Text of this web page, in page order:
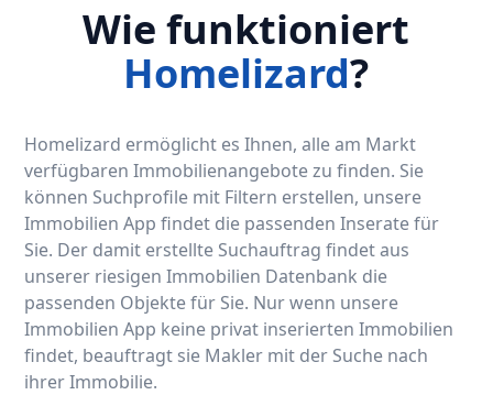
Wie funktioniert
Homelizard?
Homelizard ermöglicht es Ihnen, alle am Markt
verfügbaren Immobilienangebote zu finden. Sie
können Suchprofile mit Filtern erstellen, unsere
Immobilien App findet die passenden Inserate für
Sie. Der damit erstellte Suchauftrag findet aus
unserer riesigen Immobilien Datenbank die
passenden Objekte für Sie. Nur wenn unsere
Immobilien App keine privat inserierten Immobilien
findet, beauftragt sie Makler mit der Suche nach
ihrer Immobilie.